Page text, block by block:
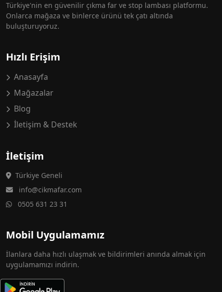
Türkiye'nin en güvenilir çıkma far ve stop lambası platformu.
Onlarca mağaza ve binlerce ürünü tek çatı altında
buluşturuyoruz.
Hızlı Erişim
Anasayfa
Mağazalar
Blog
İletişim & Destek
İletişim
Türkiye Geneli
info@cikmafar.com
0505 631 23 31
Mobil Uygulamamız
İlanlara daha hızlı ulaşmak ve bildirimleri anında almak için
uygulamamızı indirin.